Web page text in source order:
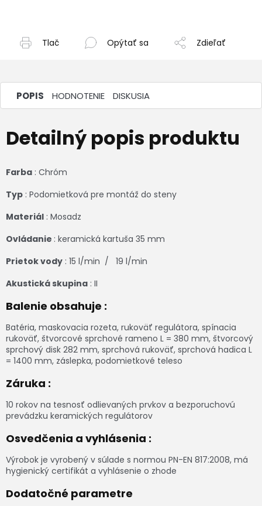
Tlač Opýtať sa Zdieľať
POPIS HODNOTENIE DISKUSIA
Detailný popis produktu
Farba : Chróm
Typ : Podomietková pre montáž do steny
Materiál : Mosadz
Ovládanie : keramická kartuša 35 mm
Prietok vody : 15 l/min / 19 l/min
Akustická skupina : II
Balenie obsahuje :
Batéria, maskovacia rozeta, rukoväť regulátora, spínacia
rukoväť, štvorcové sprchové rameno L = 380 mm, štvorcový
sprchový disk 282 mm, sprchová rukoväť, sprchová hadica L
= 1400 mm, záslepka, podomietkové teleso
Záruka :
10 rokov na tesnosť odlievaných prvkov a bezporuchovú
prevádzku keramických regulátorov
Osvedčenia a vyhlásenia :
Výrobok je vyrobený v súlade s normou PN-EN 817:2008, má
hygienický certifikát a vyhlásenie o zhode
Dodatočné parametre